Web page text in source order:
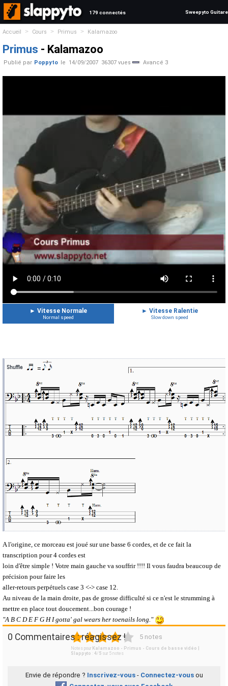
179 connectés Sweepyto Guitare
Accueil > Cours > Primus > Kalamazoo
Primus - Kalamazoo
Publié par Poppyto le 14/09/2007 36307 vues Avancé 3
► Vitesse Normale
Normal speed
► Vitesse Ralentie
Slow down speed
A l'origine, ce morceau est joué sur une basse 6 cordes, et de ce fait la
transcription pour 4 cordes est
loin d'être simple ! Votre main gauche va souffrir !!!! Il vous faudra beaucoup de
précision pour faire les
aller-retours perpétuels case 3 <-> case 12.
Au niveau de la main droite, pas de grosse difficulté si ce n'est le strumming à
mettre en place tout doucement...bon courage !
"A B C D E F G H I gotta' gal wears her toenails long."
0 Commentaires : réagissez !
1 2 3 4 5 5 notes
Notes pour Kalamazoo - Primus - Cours de basse vidéo |
Slappyto
4/ 5 sur 5 notes
Envie de répondre ? Inscrivez-vous- Connectez-vousou